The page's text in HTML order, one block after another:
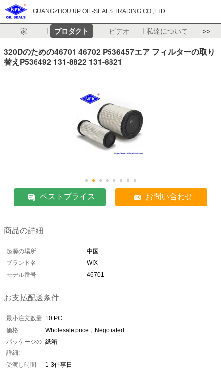
GUANGZHOU UP OIL-SEALS TRADING CO.,LTD
家 プロダクト ビデオ 私達について >>
320Dのための46701 46702 P536457エア フィルターの取り
替えP536492 131-8822 131-8821
ベストプライス お問い合わせ
商品の詳細
起源の場所:
中国
ブランド名:
WIX
モデル番号:
46701
お支払配送条件
最小注文数量: 10 PC
価格:
Wholesale price，Negotiated
パッケージの
詳細:
紙箱
受渡し時間:
1-3仕事日